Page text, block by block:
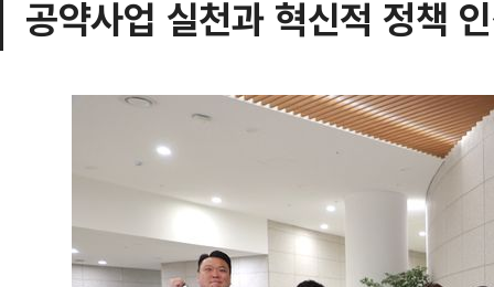
공약사업 실천과 혁신적 정책